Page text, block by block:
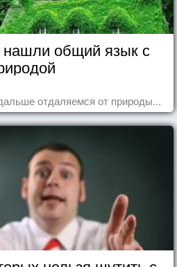
общий язык с
отдаляемся от природы...